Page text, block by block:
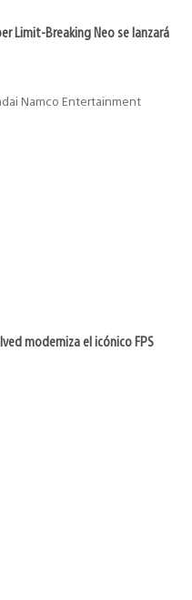
Limit-Breaking Neo se lanzará
Namco Entertainment
moderniza el icónico FPS